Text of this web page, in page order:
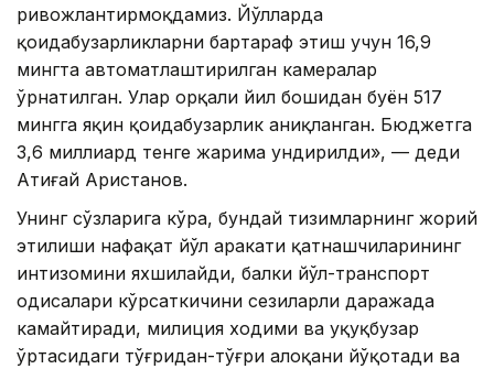
ривожлантирмоқдамиз. Йўлларда
қоидабузарликларни бартараф этиш учун 16,9
мингта автоматлаштирилган камералар
ўрнатилган. Улар орқали йил бошидан буён 517
мингга яқин қоидабузарлик аниқланган. Бюджетга
3,6 миллиард тенге жарима ундирилди», — деди
Атиғай Аристанов.
Унинг сўзларига кўра, бундай тизимларнинг жорий
этилиши нафақат йўл ҳаракати қатнашчиларининг
интизомини яхшилайди, балки йўл-транспорт
ҳодисалари кўрсаткичини сезиларли даражада
камайтиради, милиция ходими ва ҳуқуқбузар
ўртасидаги тўғридан-тўғри алоқани йўқотади ва